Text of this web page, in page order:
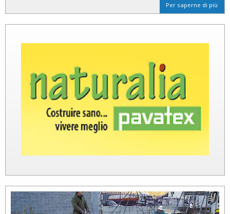
Per saperne di più